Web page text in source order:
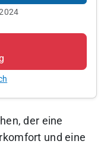
der eine
und eine